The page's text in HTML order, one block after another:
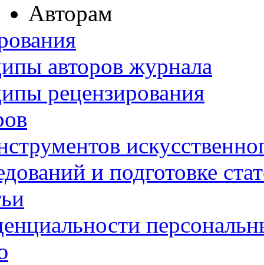
Авторам
авторов журнала
рецензирования
и подготовке